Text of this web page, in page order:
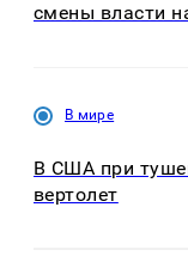
смены власти
В мире
В США при
вертолет